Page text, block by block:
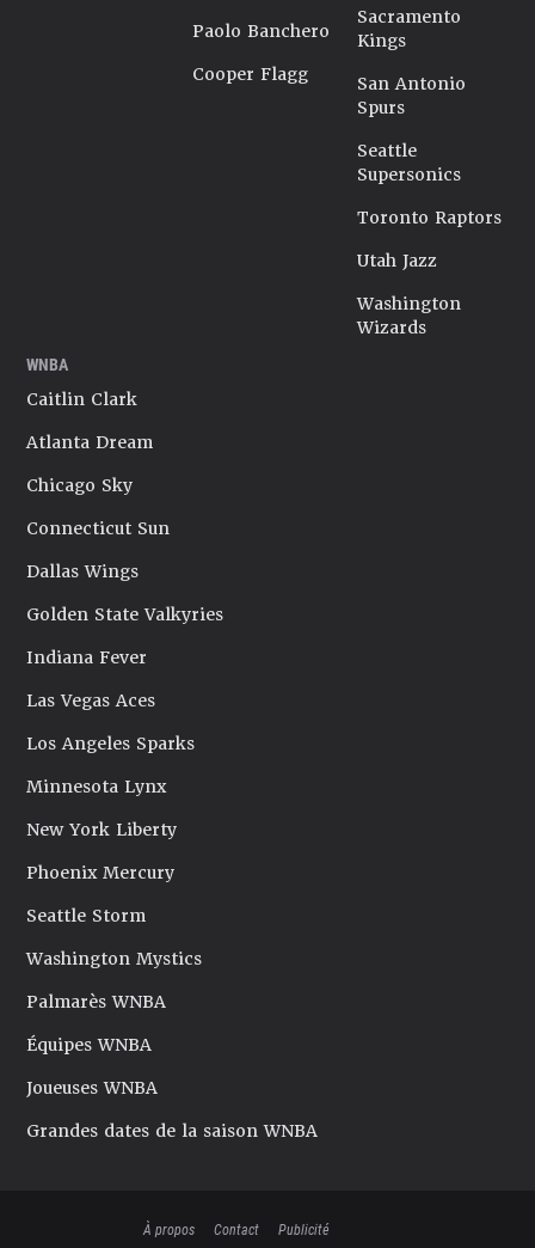
Paolo Banchero
Cooper Flagg
Sacramento
Kings
San Antonio
Spurs
Seattle
Supersonics
Toronto Raptors
Utah Jazz
Washington
Wizards
WNBA
Caitlin Clark
Atlanta Dream
Chicago Sky
Connecticut Sun
Dallas Wings
Golden State Valkyries
Indiana Fever
Las Vegas Aces
Los Angeles Sparks
Minnesota Lynx
New York Liberty
Phoenix Mercury
Seattle Storm
Washington Mystics
Palmarès WNBA
Équipes WNBA
Joueuses WNBA
Grandes dates de la saison WNBA
À propos Contact Publicité